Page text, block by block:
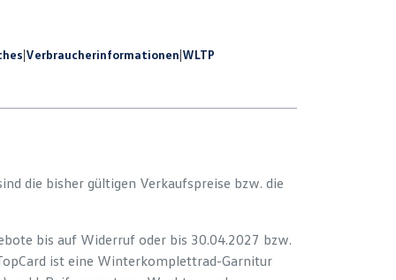
|Verbraucherinformationen|WLTP
die bisher gültigen Verkaufspreise bzw. die
bis auf Widerruf oder bis 30.04.2027 bzw.
ist eine Winterkomplettrad-Garnitur